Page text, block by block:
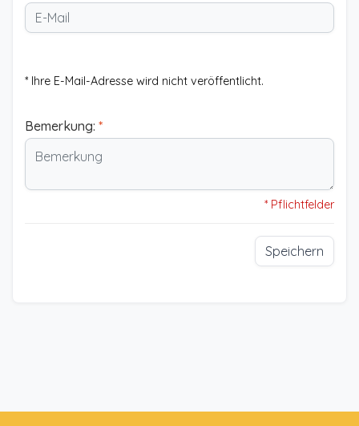
* Ihre E-Mail-Adresse wird nicht veröffentlicht.
Bemerkung: *
* Pflichtfelder
Speichern